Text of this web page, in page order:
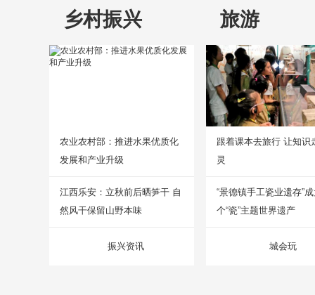
乡村振兴
农业农村部：推进水果优质化
发展和产业升级
江西乐安：立秋前后晒笋干 自
然风干保留山野本味
振兴资讯
旅游
跟着课本去旅行 让知识
灵
“景德镇手工瓷业遗存”
个“瓷”主题世界遗产
城会玩